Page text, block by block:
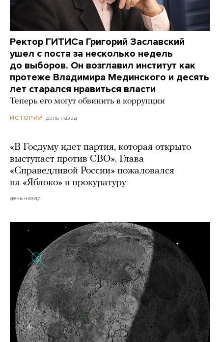
Ректор ГИТИСа Григорий Заславский
ушел с поста за несколько недель
до выборов. Он возглавил институт как
протеже Владимира Мединского и десять
лет старался нравиться власти
Теперь его могут обвинить в коррупции
ИСТОРИИ день назад
«В Госдуму идет партия, которая открыто
выступает против СВО». Глава
«Справедливой России» пожаловался
на «Яблоко» в прокуратуру
день назад